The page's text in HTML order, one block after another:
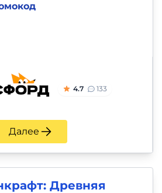
4.7 133
Далее
Древняя